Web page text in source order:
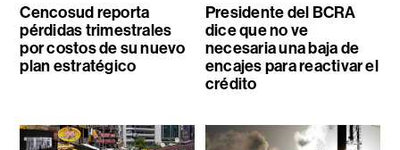
Cencosud reporta
pérdidas trimestrales
por costos de su nuevo
plan estratégico
Presidente del BCRA
dice que no ve
necesaria una baja de
encajes para reactivar el
crédito